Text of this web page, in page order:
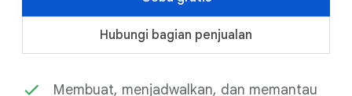
Hubungi bagian penjualan
Membuat, menjadwalkan, dan memantau